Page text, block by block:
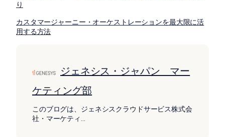
り
カスタマージャーニー・オーケストレーションを最大限に活
用する方法
ジェネシス・ジャパン マー
ケティング部
このブログは、ジェネシスクラウドサービス株式会
社・マーケティ...